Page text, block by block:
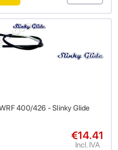
400/426 - Slinky Glide
€14.41
Incl. IVA